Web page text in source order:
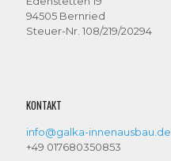
94505 Bernried
Steuer-Nr. 108/219/20294
KONTAKT
info@galka-innenausbau.de
+49 017680350853